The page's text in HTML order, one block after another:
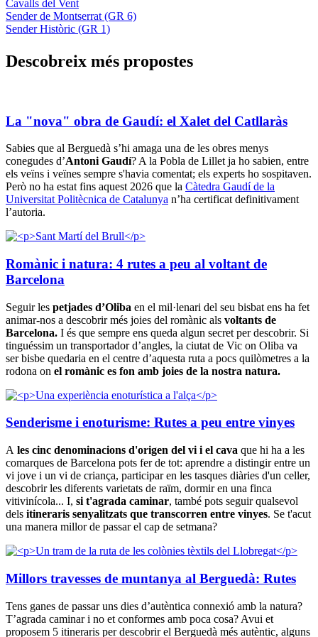
Cavalls del Vent
Sender de Montserrat (GR 6)
Sender Històric (GR 1)
Descobreix més propostes
La "nova" obra de Gaudí: el Xalet del Catllaràs
Sabies que al Berguedà s’hi amaga una de les obres menys
conegudes d’Antoni Gaudí? A la Pobla de Lillet ja ho sabien, entre
els veïns i veïnes sempre s'havia comentat; els experts ho sospitaven.
Però no ha estat fins aquest 2026 que la Càtedra Gaudí de la
Universitat Politècnica de Catalunya n’ha certificat definitivament
l’autoria.
Romànic i natura: 4 rutes a peu al voltant de
Barcelona
Seguir les petjades d’Oliba en el mil·lenari del seu bisbat ens ha fet
animar-nos a descobrir més joies del romànic als voltants de
Barcelona. I és que sempre ens queda algun secret per descobrir. Si
tinguéssim un transportador d’angles, la ciutat de Vic on Oliba va
ser bisbe quedaria en el centre d’aquesta ruta a pocs quilòmetres a la
rodona on el romànic es fon amb joies de la nostra natura.
Senderisme i enoturisme: Rutes a peu entre vinyes
A les cinc denominacions d'origen del vi i el cava que hi ha a les
comarques de Barcelona pots fer de tot: aprendre a distingir entre un
vi jove i un vi de criança, participar en les tasques diàries d'un celler,
descobrir les diferents varietats de raïm, dormir en una finca
vitivinícola... I, si t'agrada caminar, també pots seguir qualsevol
dels itineraris senyalitzats que transcorren entre vinyes. Se t'acut
una manera millor de passar el cap de setmana?
Millors travesses de muntanya al Berguedà: Rutes
Tens ganes de passar uns dies d’autèntica connexió amb la natura?
T’agrada caminar i no et conformes amb poca cosa? Avui et
proposem 5 itineraris per descobrir el Berguedà més autèntic, alguns